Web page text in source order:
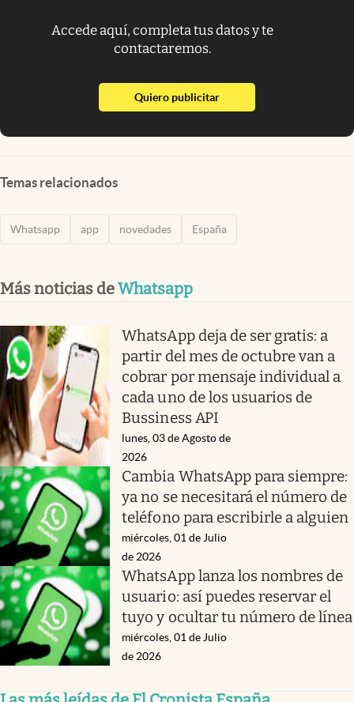
Accede aquí, completa tus datos y te
contactaremos.
Quiero publicitarabre en nueva pestaña
Temas relacionados
Whatsapp app novedades España
Más noticias deWhatsapp
WhatsApp deja de ser gratis: a
partir del mes de octubre van a
cobrar por mensaje individual a
cada uno de los usuarios de
Bussiness API
lunes, 03 de Agosto de
2026
Cambia WhatsApp para siempre:
ya no se necesitará el número de
teléfono para escribirle a alguien
miércoles, 01 de Julio
de 2026
WhatsApp lanza los nombres de
usuario: así puedes reservar el
tuyo y ocultar tu número de línea
miércoles, 01 de Julio
de 2026